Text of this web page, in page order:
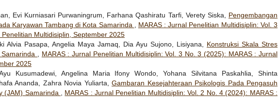
Evi Kurniasari Purwaningrum, Farhana Qashiratu Tarfi, Verety Siska, Pengembangan
Karyawan Tambang di Kota Samarinda
MARAS : Jurnal Penelitian Multidisiplin: Vol. 3
Multidisiplin, September 2025
Alvia Pasapa, Angelia Maya Jamaq, Dia Ayu Sujono, Lisiyana, Konstruksi Skala Stres
MARAS : Jurnal Penelitian Multidisiplin: Vol. 3 No. 3 (2025): MARAS : Jurnal
2025
Kusumadewi, Angelina Maria Ifony Wondo, Yohana Silvitana Paskahlia, Shinta
Ananda, Zahra Novia Yuliarta, Gambaran Kesejahteraan Psikologis Pada Pengasuh
(JAM) Samarinda
MARAS : Jurnal Penelitian Multidisiplin: Vol. 2 No. 4 (2024): MARAS :